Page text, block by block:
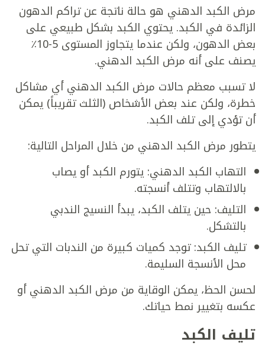
مرض الكبد الدهني هو حالة ناتجة عن تراكم الدهون
الزائدة في الكبد. يحتوي الكبد بشكل طبيعي على
بعض الدهون، ولكن عندما يتجاوز المستوى 5-10٪
يصنف على أنه مرض الكبد الدهني.
لا تسبب معظم حالات مرض الكبد الدهني أي مشاكل
خطرة، ولكن عند بعض الأشخاص (الثلث تقريباً) يمكن
أن تؤدي إلى تلف الكبد.
يتطور مرض الكبد الدهني من خلال المراحل التالية:
التهاب الكبد الدهني: يتورم الكبد أو يصاب
بالالتهاب وتتلف أنسجته.
التليف: حين يتلف الكبد، يبدأ النسيج الندبي
بالتشكل.
تليف الكبد: توجد كميات كبيرة من الندبات التي تحل
محل الأنسجة السليمة.
لحسن الحظ، يمكن الوقاية من مرض الكبد الدهني أو
عكسه بتغيير نمط حياتك.
تليف الكبد